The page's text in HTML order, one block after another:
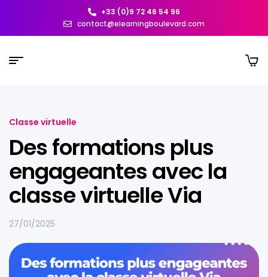
+33 (0)9 72 46 54 96
contact@elearningboulevard.com
Classe virtuelle
Des formations plus
engageantes avec la
classe virtuelle Via
27/01/2025